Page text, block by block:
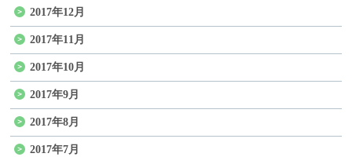
2017年12月
2017年11月
2017年10月
2017年9月
2017年8月
2017年7月